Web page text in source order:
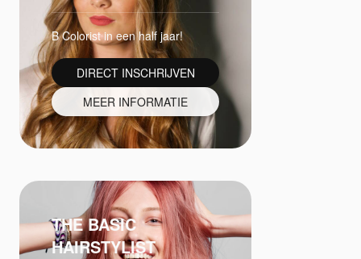
B Colorist in een half jaar!
DIRECT INSCHRIJVEN
MEER INFORMATIE
THE BASIC
HAIRSTYLIST